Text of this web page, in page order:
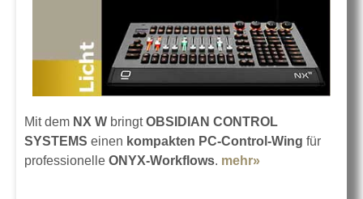
Mit dem NX W bringtOBSIDIAN CONTROL
SYSTEMS einen kompakten PC-Control-Wing für
professionelle ONYX-Workflows. mehr»